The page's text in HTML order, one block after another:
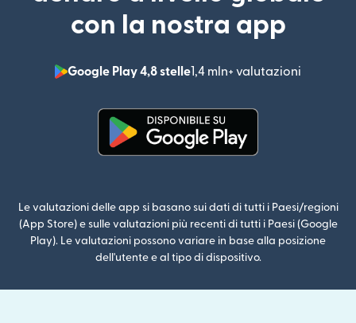
con la nostra app
Google Play 4,8 stelle1,4 mln+ valutazioni
Le valutazioni delle app si basano sui dati di tutti i Paesi/regioni
(App Store) e sulle valutazioni più recenti di tutti i Paesi (Google
Play). Le valutazioni possono variare in base alla posizione
dell'utente e al tipo di dispositivo.